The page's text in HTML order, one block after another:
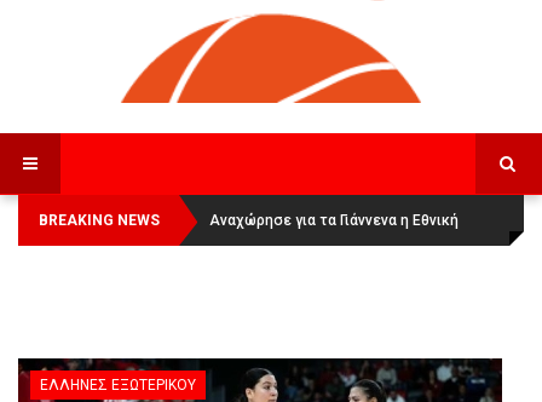
BREAKING NEWS
Οι Πάνθηρες Καβάλας στην Women
Basketball League 1
Αναχώρησε για τα Γιάννενα η Εθνική
Γυναικών:
ΈΛΛΗΝΕΣ ΕΞΩΤΕΡΙΚΟΎ